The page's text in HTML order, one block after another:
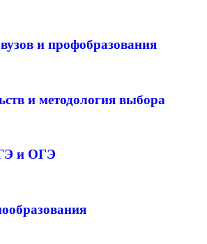
и профобразования
и методология выбора
и ОГЭ